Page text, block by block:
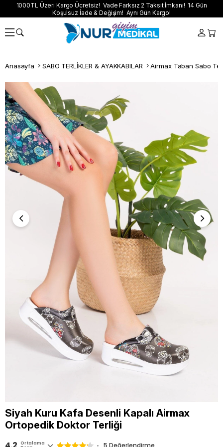
1000TL Üzeri Kargo Ücretsiz! Vade Farksız 2 Taksit İmkanı! 14 Gün
Koşulsuz İade & Değişim! Aynı Gün Kargo!
Anasayfa SABO TERLİKLER & AYAKKABILAR Airmax Taban Sabo
Siyah Kuru Kafa Desenli Kapalı Airmax
Ortopedik Doktor Terliği
Ortalama 5 Değerlendirme